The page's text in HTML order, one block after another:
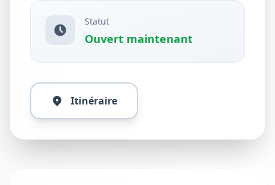
Statut
Ouvert maintenant
Itinéraire